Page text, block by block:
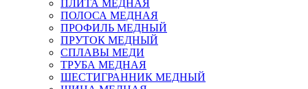
ПЛИТА МЕДНАЯ
ПОЛОСА МЕДНАЯ
ПРОФИЛЬ МЕДНЫЙ
ПРУТОК МЕДНЫЙ
СПЛАВЫ МЕДИ
ТРУБА МЕДНАЯ
ШЕСТИГРАННИК МЕДНЫЙ